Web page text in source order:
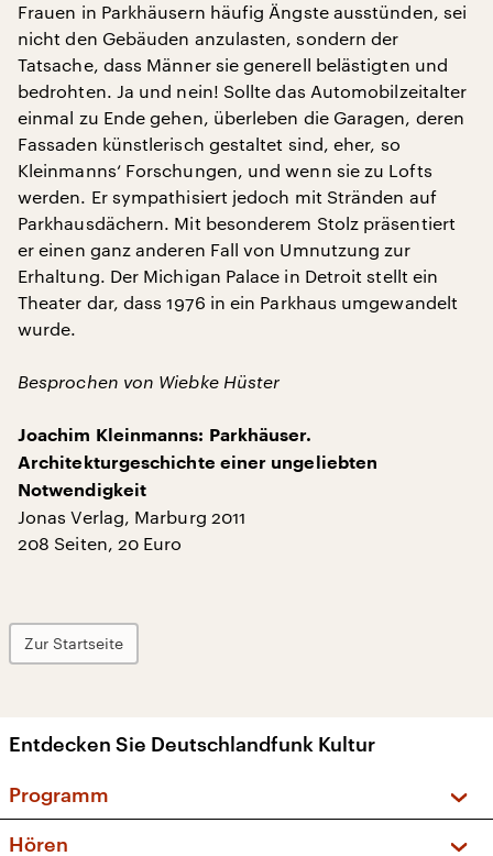
Frauen in Parkhäusern häufig Ängste ausstünden, sei
nicht den Gebäuden anzulasten, sondern der
Tatsache, dass Männer sie generell belästigten und
bedrohten. Ja und nein! Sollte das Automobilzeitalter
einmal zu Ende gehen, überleben die Garagen, deren
Fassaden künstlerisch gestaltet sind, eher, so
Kleinmanns‘ Forschungen, und wenn sie zu Lofts
werden. Er sympathisiert jedoch mit Stränden auf
Parkhausdächern. Mit besonderem Stolz präsentiert
er einen ganz anderen Fall von Umnutzung zur
Erhaltung. Der Michigan Palace in Detroit stellt ein
Theater dar, dass 1976 in ein Parkhaus umgewandelt
wurde.
Besprochen von Wiebke Hüster
Joachim Kleinmanns: Parkhäuser.
Architekturgeschichte einer ungeliebten
Notwendigkeit
Jonas Verlag, Marburg 2011
208 Seiten, 20 Euro
Zur Startseite
Entdecken Sie Deutschlandfunk Kultur
Programm
Hören